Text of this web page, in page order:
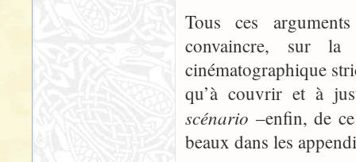
Tous ces
convaincre, sur la
cinématographique
qu’à couvrir et à
scénario –enfin, de
beaux dans les